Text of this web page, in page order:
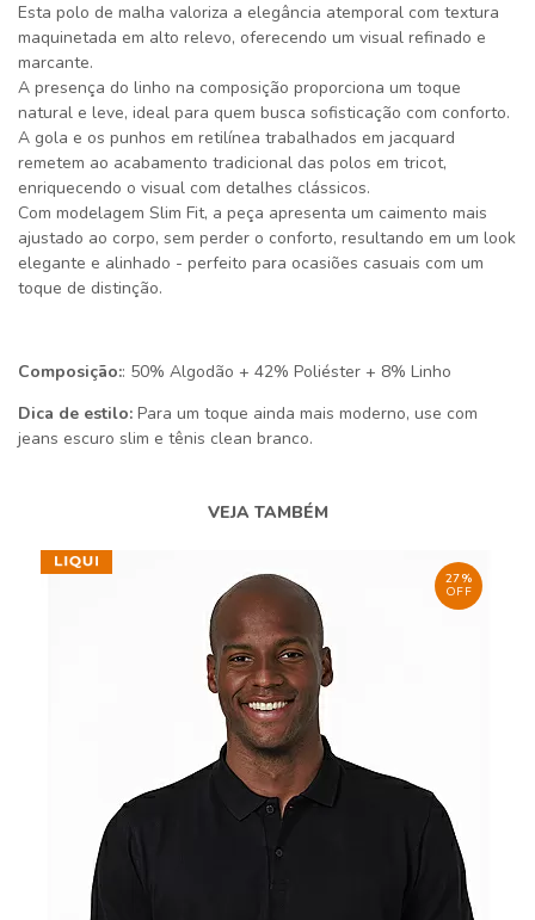
Esta polo de malha valoriza a elegância atemporal com textura
maquinetada em alto relevo, oferecendo um visual refinado e
marcante.
A presença do linho na composição proporciona um toque
natural e leve, ideal para quem busca sofisticação com conforto.
A gola e os punhos em retilínea trabalhados em jacquard
remetem ao acabamento tradicional das polos em tricot,
enriquecendo o visual com detalhes clássicos.
Com modelagem Slim Fit, a peça apresenta um caimento mais
ajustado ao corpo, sem perder o conforto, resultando em um look
elegante e alinhado - perfeito para ocasiões casuais com um
toque de distinção.
Composição:: 50% Algodão + 42% Poliéster + 8% Linho
Dica de estilo: Para um toque ainda mais moderno, use com
jeans escuro slim e tênis clean branco.
VEJA TAMBÉM
27%
OFF